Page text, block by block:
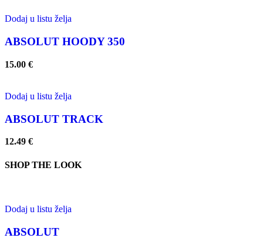
Dodaj u listu želja
ABSOLUT HOODY 350
15.00 €
Dodaj u listu želja
ABSOLUT TRACK
12.49 €
SHOP THE LOOK
Dodaj u listu želja
ABSOLUT